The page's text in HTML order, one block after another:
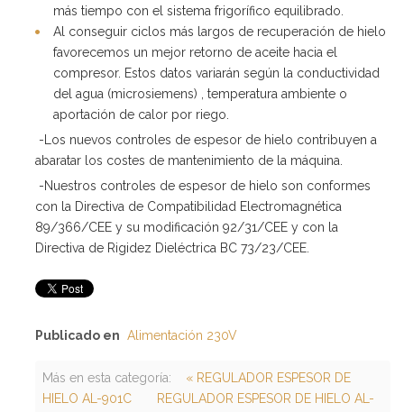
más tiempo con el sistema frigorífico equilibrado.
Al conseguir ciclos más largos de recuperación de hielo
favorecemos un mejor retorno de aceite hacia el
compresor. Estos datos variarán según la conductividad
del agua (microsiemens) , temperatura ambiente o
aportación de calor por riego.
-Los nuevos controles de espesor de hielo contribuyen a
abaratar los costes de mantenimiento de la máquina.
-Nuestros controles de espesor de hielo son conformes
con la Directiva de Compatibilidad Electromagnética
89/366/CEE y su modificación 92/31/CEE y con la
Directiva de Rigidez Dieléctrica BC 73/23/CEE.
Publicado en Alimentación 230V
Más en esta categoría:
« REGULADOR ESPESOR DE
HIELO AL-901C
REGULADOR ESPESOR DE HIELO AL-